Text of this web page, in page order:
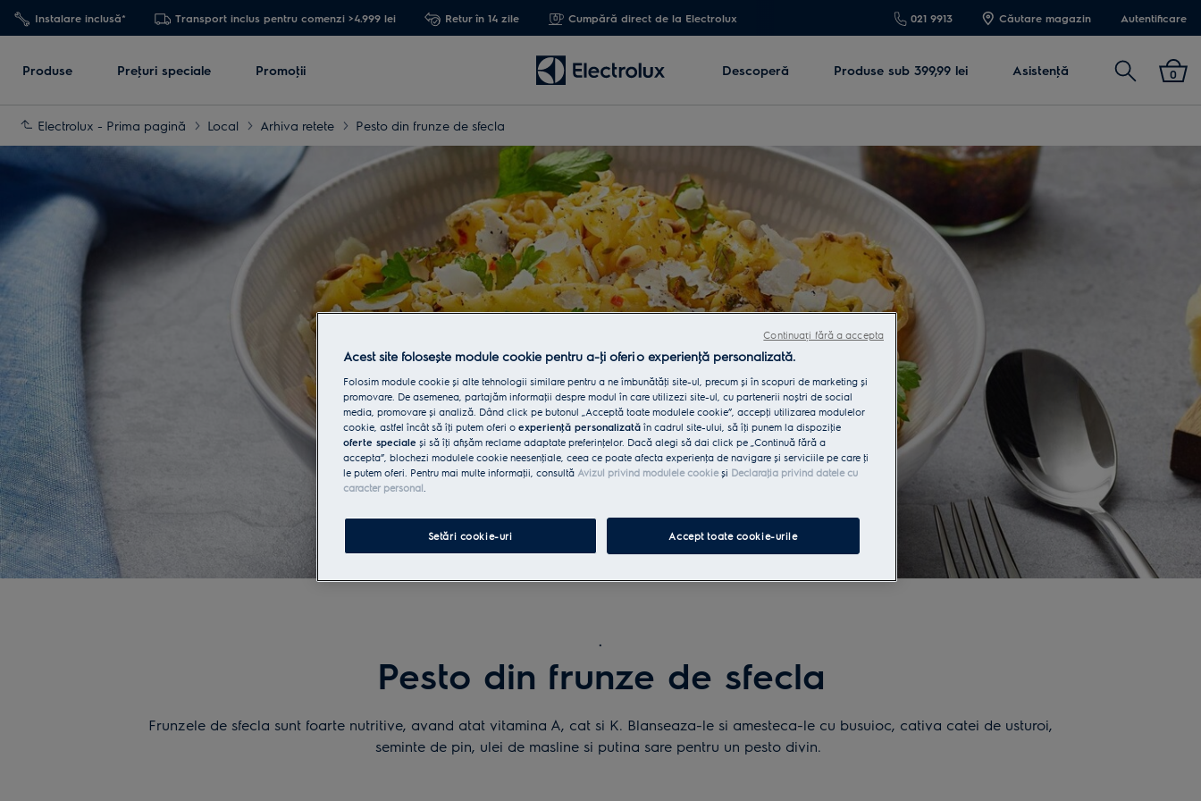
Instalare inclusă* Transport inclus pentru comenzi >4.999 lei Retur în 14 zile Cumpără direct de la Electrolux 021 9913 Căutare magazin Autentificare
Produse Preţuri speciale Promoţii Descoperă Produse sub 399,99 lei Asistenţă Cautare 0
Electrolux - Prima pagină Local Arhiva retete Pesto din frunze de sfecla
.
Pesto din frunze de sfecla
Frunzele de sfecla sunt foarte nutritive, avand atat vitamina A, cat si K. Blanseaza-le si amesteca-le cu busuioc, cativa catei de usturoi,
seminte de pin, ulei de masline si putina sare pentru un pesto divin.
Acest site folosește module cookie pentru a-ţi oferi o experienţă personalizată.
Folosim module cookie și alte tehnologii similare pentru a ne îmbunătăţi site-ul, precum și în scopuri de marketing și
promovare. De asemenea, partajăm informaţii despre modul în care utilizezi site-ul, cu partenerii noștri de social
media, promovare și analiză. Dând click pe butonul „Acceptă toate modulele cookie”, accepţi utilizarea modulelor
cookie, astfel încât să îţi putem oferi o experienţă personalizată în cadrul site-ului, să îţi punem la dispoziţie
oferte speciale și să îţi afișăm reclame adaptate preferinţelor. Dacă alegi să dai click pe „Continuă fără a
accepta”, blochezi modulele cookie neesenţiale, ceea ce poate afecta experienţa de navigare și serviciile pe care ţi
le putem oferi. Pentru mai multe informaţii, consultă Avizul privind modulele cookieși Declaraţia privind datele cu
caracter personal
Setări cookie-uri Accept toate cookie-urile
Continuați fără a accepta